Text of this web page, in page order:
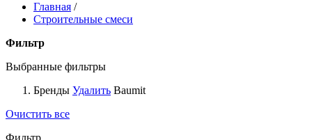
Главная /
Строительные смеси
Фильтр
Выбранные фильтры
Бренды Удалить Baumit
Очистить все
Фильтр